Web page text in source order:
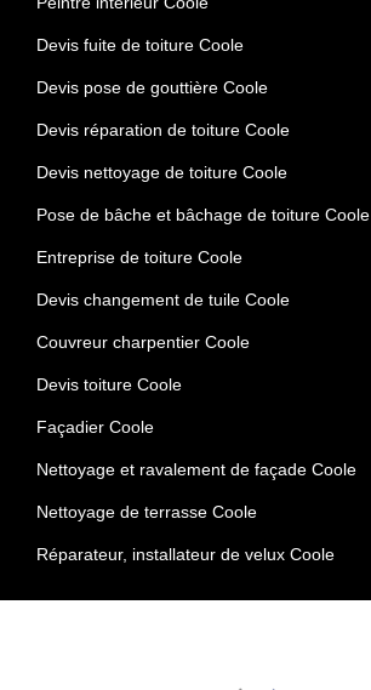
Devis fuite de toiture Coole
Devis pose de gouttière Coole
Devis réparation de toiture Coole
Devis nettoyage de toiture Coole
Pose de bâche et bâchage de toiture Coole
Entreprise de toiture Coole
Devis changement de tuile Coole
Couvreur charpentier Coole
Devis toiture Coole
Façadier Coole
Nettoyage et ravalement de façade Coole
Nettoyage de terrasse Coole
Réparateur, installateur de velux Coole